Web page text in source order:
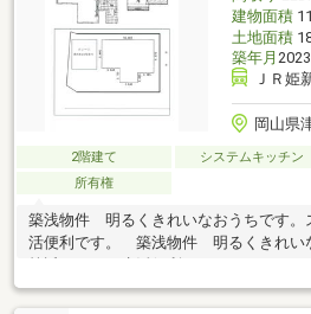
建物面積
土地面積
築年月
ＪＲ姫
岡山県
2階建て システムキッチン
所有権
築浅物件 明るくきれいなおうちです。
活便利です。 築浅物件 明るくきれい